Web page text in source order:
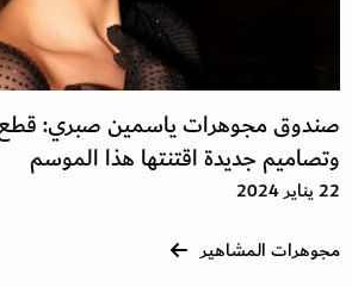
صندوق مجوهرات ياسمين صبري: قطع
وتصاميم جديدة اقتنتها هذا الموسم
22 يناير 2024
مجوهرات المشاهير